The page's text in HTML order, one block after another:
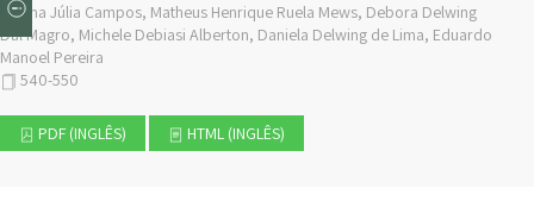
Ana Júlia Campos, Matheus Henrique Ruela Mews, Debora Delwing
Dal Magro, Michele Debiasi Alberton, Daniela Delwing de Lima, Eduardo
Manoel Pereira
540-550
PDF (INGLÊS) HTML (INGLÊS)